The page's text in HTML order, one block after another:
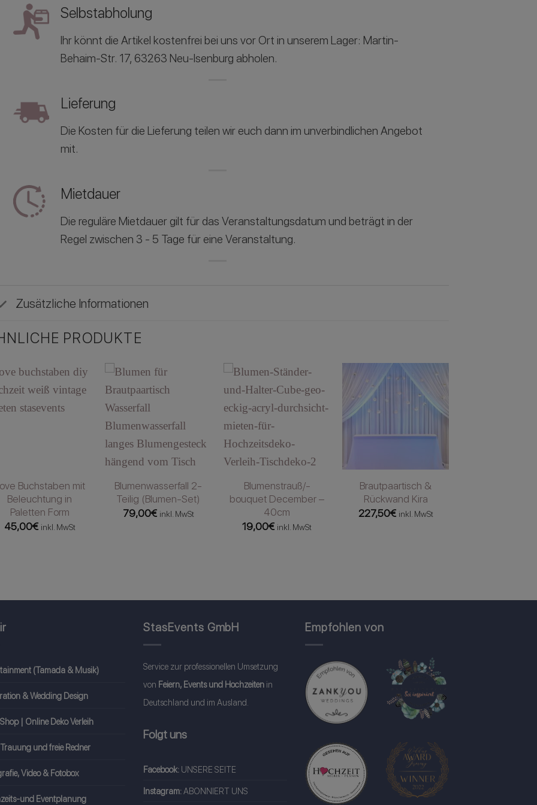
Selbstabholung
Ihr könnt die Artikel kostenfrei bei uns vor Ort in unserem Lager: Martin-
Behaim-Str. 17, 63263 Neu-Isenburg abholen.
Lieferung
Die Kosten für die Lieferung teilen wir euch dann im unverbindlichen Angebot
mit.
Mietdauer
Die reguläre Mietdauer gilt für das Veranstaltungsdatum und beträgt in der
Regel zwischen 3 - 5 Tage für eine Veranstaltung.
Zusätzliche Informationen
PRODUKTE
Buchstaben mit
Beleuchtung in
Paletten Form
45,00€ inkl. MwSt
Blumenwasserfall 2-
Teilig (Blumen-Set)
79,00€ inkl. MwSt
Blumenstrauß/-
bouquet December –
40cm
19,00€ inkl. MwSt
Brautpaartisch &
Rückwand Kira
227,50€ inkl. MwSt
(Tamada & Musik)
& Wedding Design
| Online Deko Verleih
und freie Redner
Video & Fotobox
und Eventplanung
StasEvents GmbH
Service zur professionellen Umsetzung
von Feiern, Events und Hochzeiten in
Deutschland und im Ausland.
Folgt uns
Facebook: UNSERE SEITE
Instagram:ABONNIERT UNS
Empfohlen von